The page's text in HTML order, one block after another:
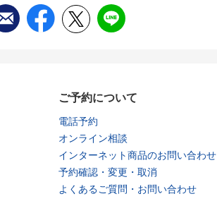
ご予約について
電話予約
オンライン相談
インターネット商品のお問い合わせ
予約確認・変更・取消
よくあるご質問・お問い合わせ